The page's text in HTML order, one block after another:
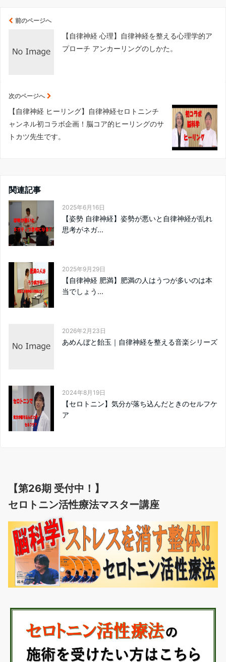
前のページへ
【自律神経 心理】自律神経を整える心理学的ア
プローチ アンカーリングのしかた。
次のページへ
【自律神経 ヒーリング】自律神経セロトニンチ
ャンネル初コラボ企画！脳コア的ヒーリングのサ
トカツ先生です。
関連記事
2025年6月16日
【姿勢 自律神経】姿勢が悪いと自律神経が乱れ
思考がネガ...
2025年9月29日
【自律神経 肥満】肥満の人はうつが多いのは本
当でしょう...
2026年2月23日
あめんぼと飴玉｜自律神経を整える音楽シリーズ
2024年8月19日
【セロトニン】気分が落ち込んだときのセルフケ
ア
【第26期 受付中！】
セロトニン活性療法マスター講座